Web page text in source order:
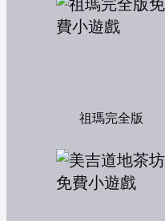
祖瑪完全版